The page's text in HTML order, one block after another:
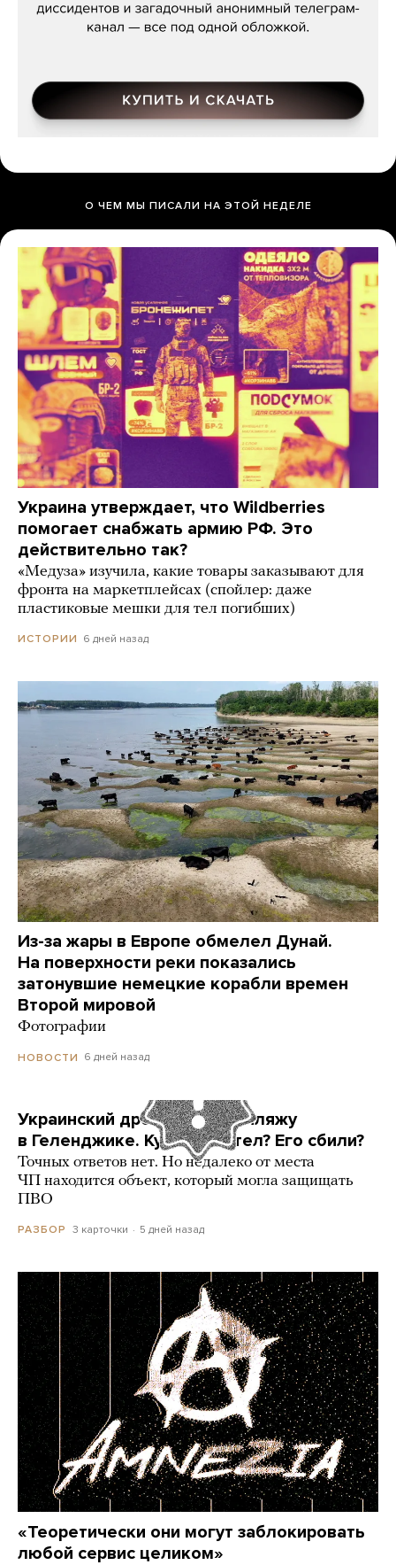
О ЧЕМ МЫ ПИСАЛИ НА ЭТОЙ НЕДЕЛЕ
Украина утверждает, что Wildberries
помогает снабжать армию РФ. Это
действительно так?
«Медуза» изучила, какие товары заказывают для
фронта на маркетплейсах (спойлер: даже
пластиковые мешки для тел погибших)
ИСТОРИИ 6 дней назад
Из-за жары в Европе обмелел Дунай.
На поверхности реки показались
затонувшие немецкие корабли времен
Второй мировой
Фотографии
НОВОСТИ 6 дней назад
Украинский дрон попал по пляжу
в Геленджике. Куда он летел? Его сбили?
Точных ответов нет. Но недалеко от места
ЧП находится объект, который могла защищать
ПВО
РАЗБОР 3 карточки 5 дней назад
«Теоретически они могут заблокировать
любой сервис целиком»